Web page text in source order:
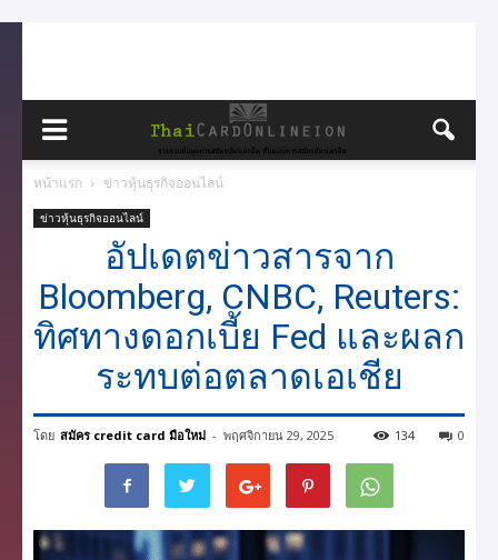
หน้าแรก ข่าวหุ้นธุรกิจออนไลน์
ข่าวหุ้นธุรกิจออนไลน์
อัปเดตข่าวสารจาก
Bloomberg, CNBC, Reuters:
ทิศทางดอกเบี้ย Fed และผลก
ระทบต่อตลาดเอเชีย
โดย สมัคร credit card มือใหม่ - พฤศจิกายน 29, 2025 0
134